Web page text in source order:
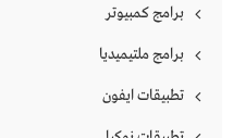
برامج كمبيوتر
برامج ملتيميديا
تطبيقات ايفون